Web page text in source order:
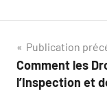
de
Publication
Comment les
l’Inspection et